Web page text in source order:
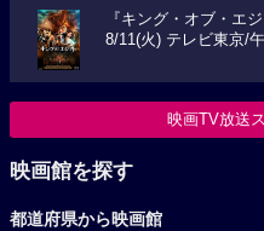
『キング・オブ・エジ
8/11(火) テレビ東京/
映画TV放送
映画館を探す
都道府県から映画館